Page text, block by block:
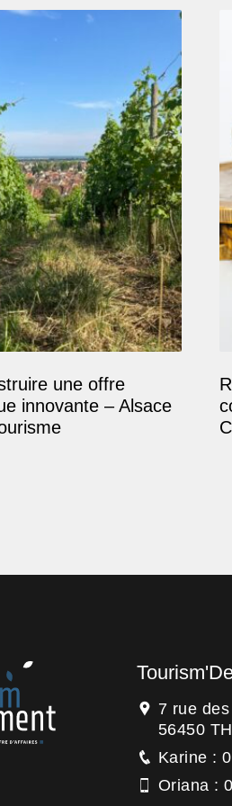
une offre
innovante – Alsace
7 rue
56450
Karine :
Oriana :